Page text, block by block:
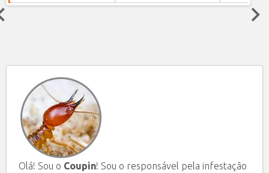
Olá! Sou o Coupin! Sou o responsável pela infestação